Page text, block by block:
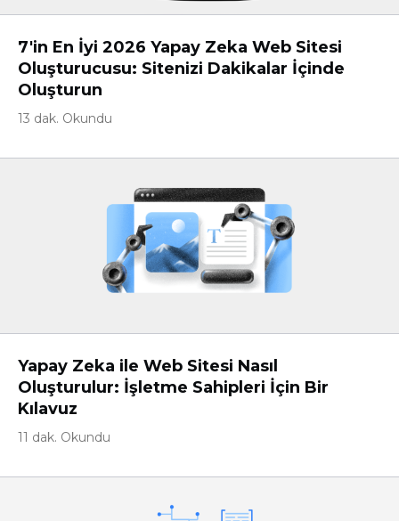
7'in En İyi 2026 Yapay Zeka Web Sitesi
Oluşturucusu: Sitenizi Dakikalar İçinde
Oluşturun
13 dak. Okundu
Yapay Zeka ile Web Sitesi Nasıl
Oluşturulur: İşletme Sahipleri İçin Bir
Kılavuz
11 dak. Okundu